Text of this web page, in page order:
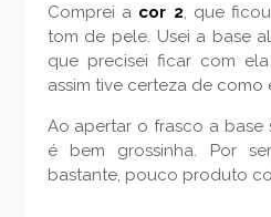
Comprei a cor 2, que
tom de pele. Usei a base
que precisei ficar com
assim tive certeza de como
Ao apertar o frasco a base
é bem grossinha. Por
bastante, pouco produto